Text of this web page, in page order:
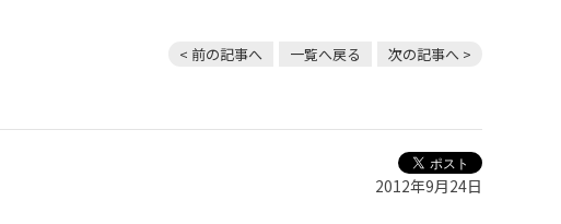
< 前の記事へ 一覧へ戻る 次の記事へ >
2012年9月24日